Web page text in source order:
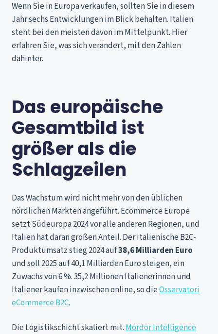
Wenn Sie in Europa verkaufen, sollten Sie in diesem
Jahr sechs Entwicklungen im Blick behalten. Italien
steht bei den meisten davon im Mittelpunkt. Hier
erfahren Sie, was sich verändert, mit den Zahlen
dahinter.
Das europäische
Gesamtbild ist
größer als die
Schlagzeilen
Das Wachstum wird nicht mehr von den üblichen
nördlichen Märkten angeführt. Ecommerce Europe
setzt Südeuropa 2024 vor alle anderen Regionen, und
Italien hat daran großen Anteil. Der italienische B2C-
Produktumsatz stieg 2024 auf38,6 Milliarden Euro
und soll 2025 auf 40,1 Milliarden Euro steigen, ein
Zuwachs von 6 %. 35,2 Millionen Italienerinnen und
Italiener kaufen inzwischen online, so dieOsservatori
eCommerce B2C.
Die Logistikschicht skaliert mit.Mordor Intelligence